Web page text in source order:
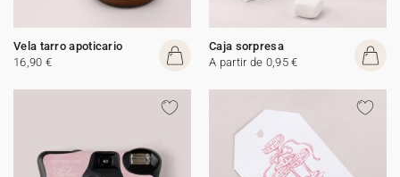
Vela tarro apoticario
16,90 €
Caja sorpresa
A partir de 0,95 €